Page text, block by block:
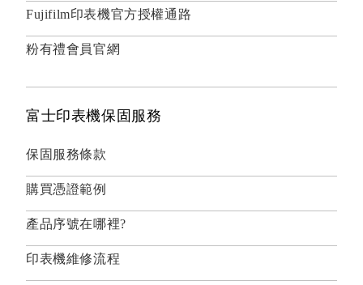
Fujifilm印表機官方授權通路
粉有禮會員官網
富士印表機保固服務
保固服務條款
購買憑證範例
產品序號在哪裡?
印表機維修流程